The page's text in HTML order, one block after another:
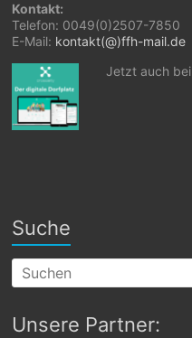
Kontakt:
Telefon: 0049(0)2507-7850
E-Mail: kontakt(@)ffh-mail.de
Jetzt auch bei
Suche
Unsere Partner: